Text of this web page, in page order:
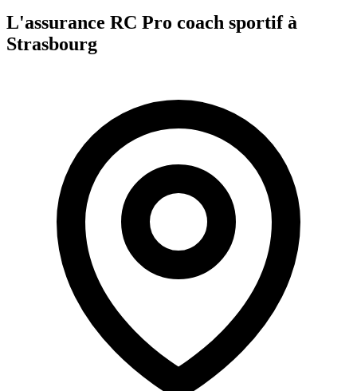
L'assurance RC Pro coach sportifà
Strasbourg